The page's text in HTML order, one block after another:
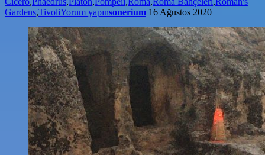
Gösteriş
Gardens,TivoliYorum yapınsonerium 16 Ağustos 2020